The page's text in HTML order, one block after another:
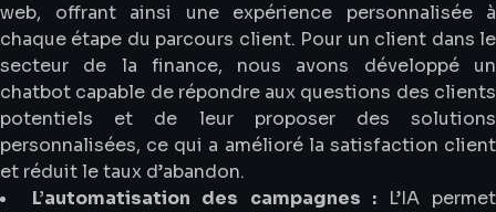
web, offrant ainsi une expérience personnalisée à
chaque étape du parcours client. Pour un client dans le
secteur de la finance, nous avons développé un
chatbot capable de répondre aux questions des clients
potentiels et de leur proposer des solutions
personnalisées, ce qui a amélioré la satisfaction client
et réduit le taux d’abandon.
L’automatisation des campagnes :L’IA permet